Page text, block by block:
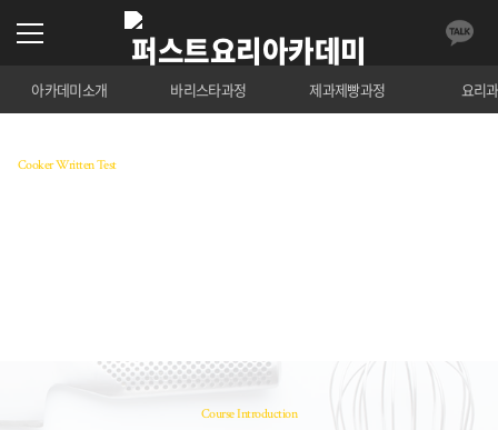
아카데미소개 바리스타과정 제과제빵과정 요리
Cooker Written Test
Course Introduction